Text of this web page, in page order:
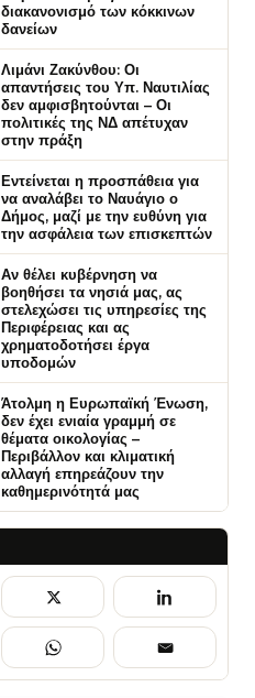
διακανονισμό των κόκκινων
δανείων
Λιμάνι Ζακύνθου: Οι
απαντήσεις του Υπ. Ναυτιλίας
δεν αμφισβητούνται – Οι
πολιτικές της ΝΔ απέτυχαν
στην πράξη
Εντείνεται η προσπάθεια για
να αναλάβει το Ναυάγιο ο
Δήμος, μαζί με την ευθύνη για
την ασφάλεια των επισκεπτών
Αν θέλει κυβέρνηση να
βοηθήσει τα νησιά μας, ας
στελεχώσει τις υπηρεσίες της
Περιφέρειας και ας
χρηματοδοτήσει έργα
υποδομών
Άτολμη η Ευρωπαϊκή Ένωση,
δεν έχει ενιαία γραμμή σε
θέματα οικολογίας –
Περιβάλλον και κλιματική
αλλαγή επηρεάζουν την
καθημερινότητά μας